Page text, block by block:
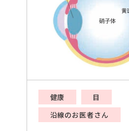
健康
目
沿線のお医者さん